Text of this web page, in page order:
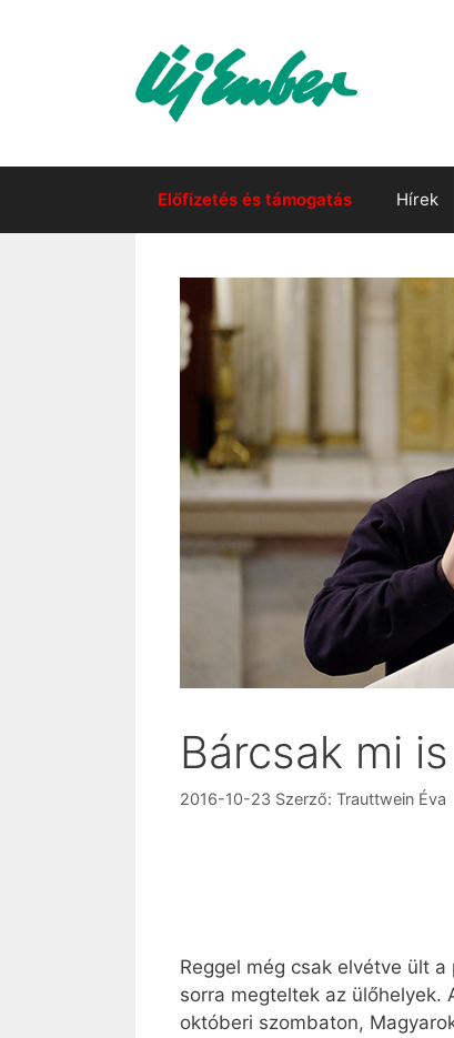
Előfizetés és támogatás Hírek
Bárcsak mi
2016-10-23 Szerző: Trauttwein Éva
Reggel még csak elvétve ült
sorra megteltek az ülőhelyek.
októberi szombaton,